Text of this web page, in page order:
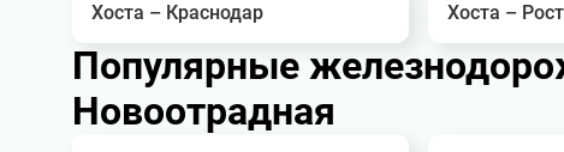
Хоста – Краснодар Хоста –
Популярные
Новоотрадная